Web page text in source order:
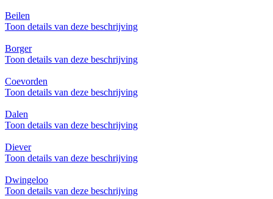
Beilen
Toon details van deze beschrijving
Borger
Toon details van deze beschrijving
Coevorden
Toon details van deze beschrijving
Dalen
Toon details van deze beschrijving
Diever
Toon details van deze beschrijving
Dwingeloo
Toon details van deze beschrijving